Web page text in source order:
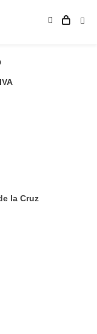
la Cruz